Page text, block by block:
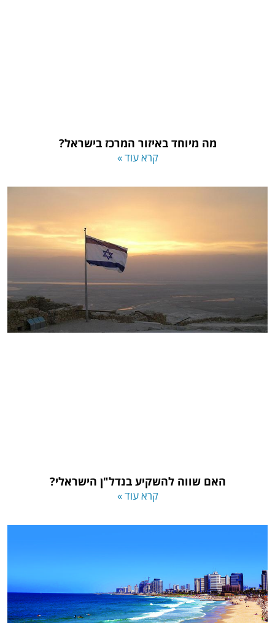
מה מיוחד באיזור המרכז בישראל?
קרא עוד »
האם שווה להשקיע בנדל"ן הישראלי?
קרא עוד »